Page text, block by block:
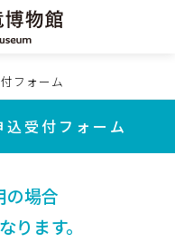
フォーム
込受付フォーム
の場合
ります。